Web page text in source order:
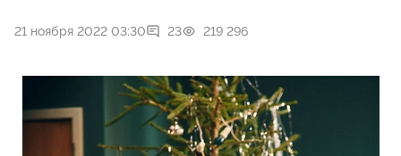
21 ноября 2022 03:30 23 219 296